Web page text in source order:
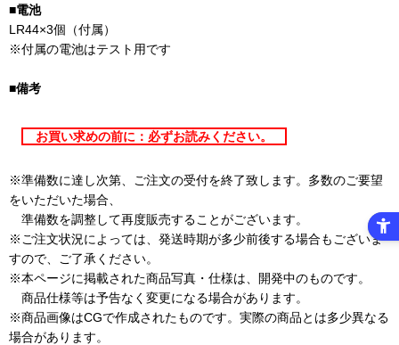
■電池
LR44×3個（付属）
※付属の電池はテスト用です
■備考
お買い求めの前に：必ずお読みください。
※準備数に達し次第、ご注文の受付を終了致します。多数のご要望
をいただいた場合、
準備数を調整して再度販売することがございます。
※ご注文状況によっては、発送時期が多少前後する場合もございま
すので、ご了承ください。
※本ページに掲載された商品写真・仕様は、開発中のものです。
商品仕様等は予告なく変更になる場合があります。
※商品画像はCGで作成されたものです。実際の商品とは多少異なる
場合があります。